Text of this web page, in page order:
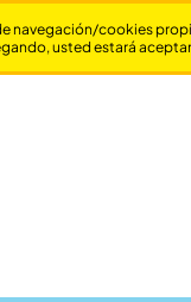
navegación/cookies
usted estará